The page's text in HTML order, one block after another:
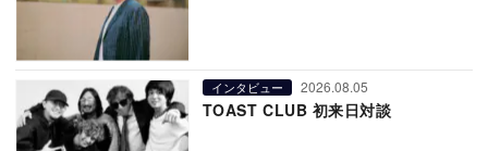
インタビュー 2026.08.05
TOAST CLUB 初来日対談